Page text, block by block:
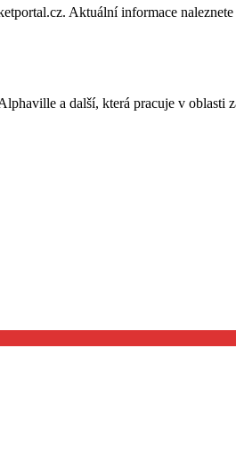
Aktuální informace
a další, která pracuje v